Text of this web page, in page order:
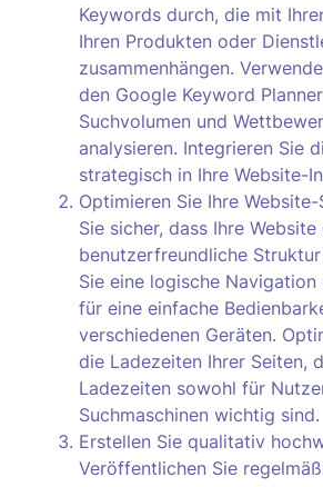
Keywords durch, die mit
Ihren Produkten oder
zusammenhängen.
den Google Keyword
Suchvolumen und
analysieren. Integrieren Sie
strategisch in Ihre Website-
Optimieren Sie Ihre
Sie sicher, dass Ihre
benutzerfreundliche
Sie eine logische Navigation
für eine einfache
verschiedenen Geräten.
die Ladezeiten Ihrer Seiten,
Ladezeiten sowohl für
Suchmaschinen wichtig sind.
Erstellen Sie qualitativ
Veröffentlichen Sie